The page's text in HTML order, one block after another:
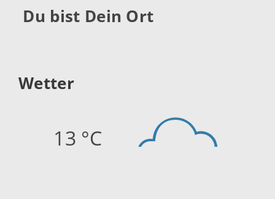
Du bist Dein Ort
Wetter
13 °C